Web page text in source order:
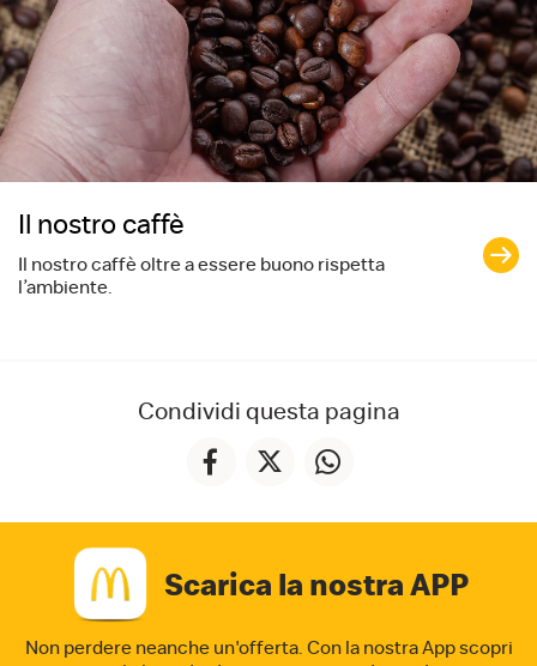
Il nostro caffè
Il nostro caffè oltre a essere buono rispetta
l’ambiente.
Condividi questa pagina
Scarica la nostra APP
Non perdere neanche un'offerta. Con la nostra App scopri